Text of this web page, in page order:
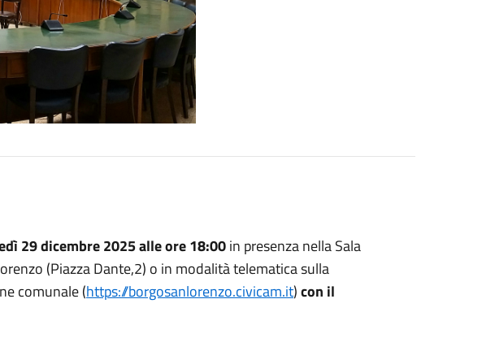
29 dicembre 2025 alle ore 18:00in presenza nella Sala
(Piazza Dante,2) o in modalità telematica sulla
comunale (https://borgosanlorenzo.civicam.it)con il